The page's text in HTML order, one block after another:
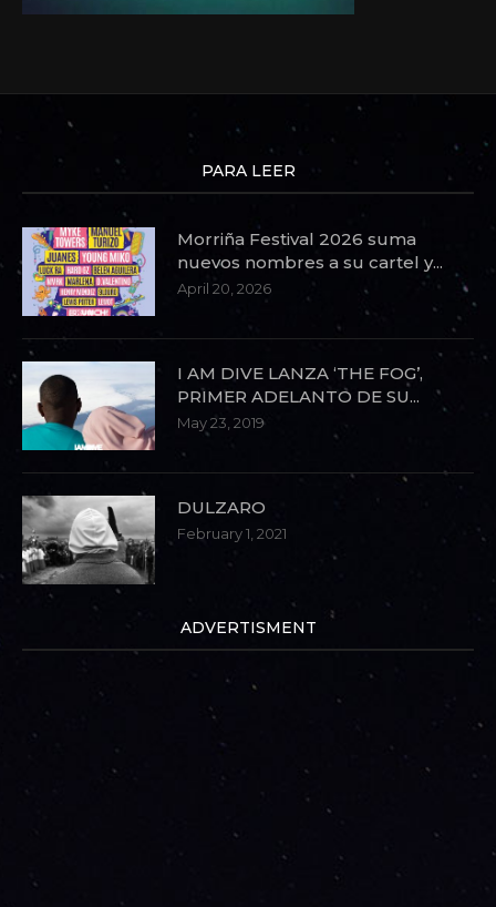
PARA LEER
Morriña Festival 2026 suma
nuevos nombres a su cartel y...
April 20, 2026
I AM DIVE LANZA ‘THE FOG’,
PRIMER ADELANTO DE SU...
May 23, 2019
DULZARO
February 1, 2021
ADVERTISMENT